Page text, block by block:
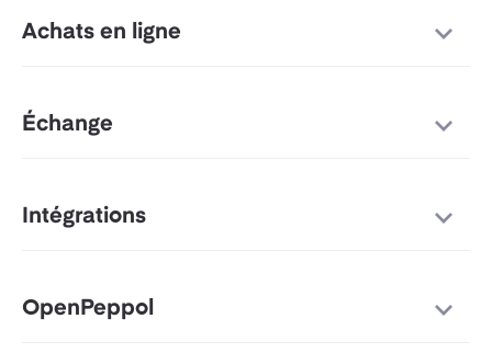
Achats en ligne
Échange
Intégrations
OpenPeppol